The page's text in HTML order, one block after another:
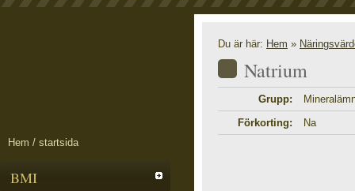
Hem / startsida
BMI
Du är här: Hem »
Natrium
Grupp:
Förkorting:
Na